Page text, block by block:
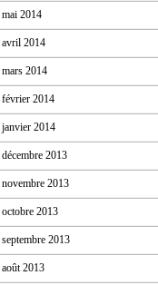
mai 2014
avril 2014
mars 2014
février 2014
janvier 2014
décembre 2013
novembre 2013
octobre 2013
septembre 2013
août 2013